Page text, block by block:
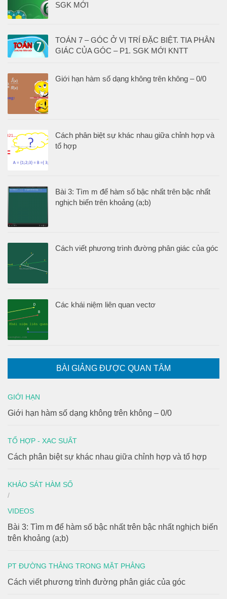
SGK MỚI
TOÁN 7 – GÓC Ở VỊ TRÍ ĐẶC BIỆT. TIA PHÂN
GIÁC CỦA GÓC – P1. SGK MỚI KNTT
Giới hạn hàm số dạng không trên không – 0/0
Cách phân biệt sự khác nhau giữa chỉnh hợp và
tổ hợp
Bài 3: Tìm m để hàm số bậc nhất trên bậc nhất
nghịch biến trên khoảng (a;b)
Cách viết phương trình đường phân giác của góc
Các khái niệm liên quan vectơ
BÀI GIẢNG ĐƯỢC QUAN TÂM
GIỚI HẠN
Giới hạn hàm số dạng không trên không – 0/0
TỔ HỢP - XAC SUẤT
Cách phân biệt sự khác nhau giữa chỉnh hợp và tổ hợp
KHẢO SÁT HÀM SỐ
/
VIDEOS
Bài 3: Tìm m để hàm số bậc nhất trên bậc nhất nghịch biến
trên khoảng (a;b)
PT ĐƯỜNG THẲNG TRONG MẶT PHẲNG
Cách viết phương trình đường phân giác của góc